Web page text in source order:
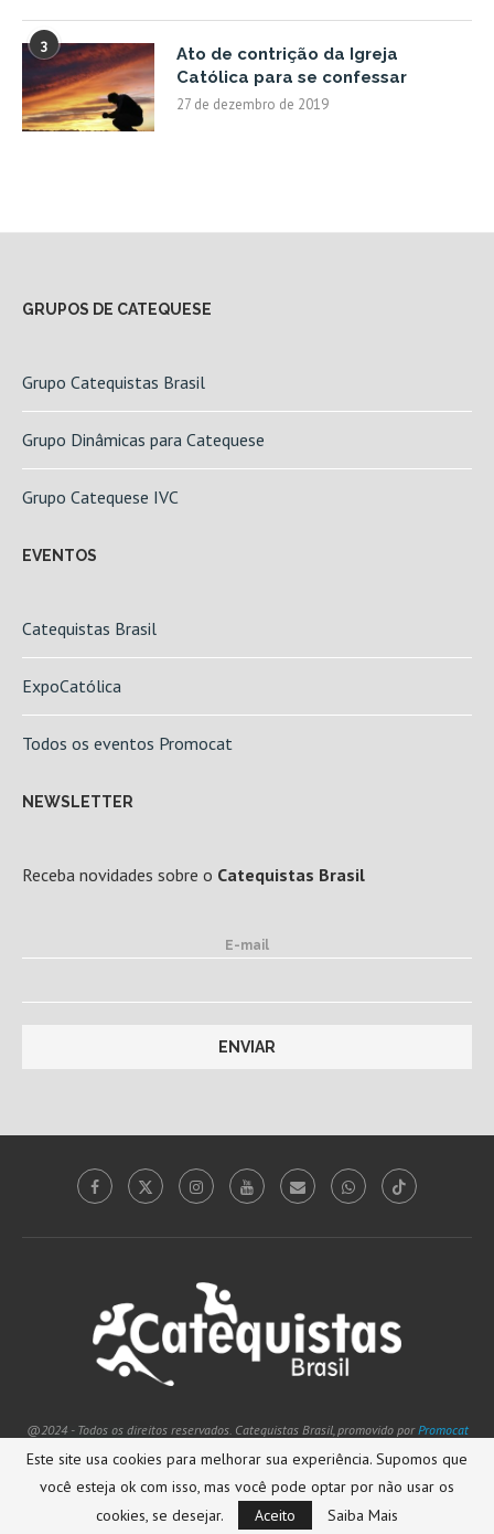
3
Ato de contrição da Igreja
Católica para se confessar
27 de dezembro de 2019
GRUPOS DE CATEQUESE
Grupo Catequistas Brasil
Grupo Dinâmicas para Catequese
Grupo Catequese IVC
EVENTOS
Catequistas Brasil
ExpoCatólica
Todos os eventos Promocat
NEWSLETTER
Receba novidades sobre o Catequistas Brasil
E-mail
@2024 - Todos os direitos reservados. Catequistas Brasil, promovido porPromocat
SUBIR
Este site usa cookies para melhorar sua experiência. Supomos que
você esteja ok com isso, mas você pode optar por não usar os
cookies, se desejar.
Aceito Saiba Mais
Tem dúvidas sobre o Catequistas Brasil?